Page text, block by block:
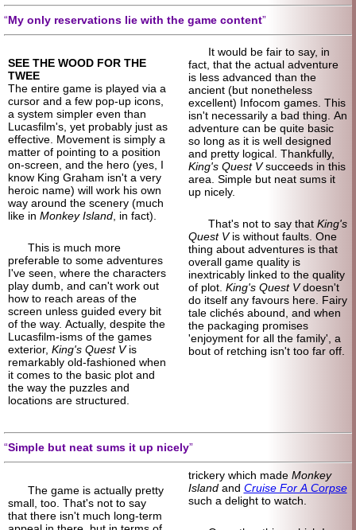
My only reservations lie with the game content
SEE THE WOOD FOR THE
TWEE
The entire game is played via a
cursor and a few pop-up icons,
a system simpler even than
Lucasfilm's, yet probably just as
effective. Movement is simply a
matter of pointing to a position
on-screen, and the hero (yes, I
know King Graham isn't a very
heroic name) will work his own
way around the scenery (much
like in Monkey Island , in fact).
This is much more
preferable to some adventures
I've seen, where the characters
play dumb, and can't work out
how to reach areas of the
screen unless guided every bit
of the way. Actually, despite the
Lucasfilm-isms of the games
exterior, King's Quest Vis
remarkably old-fashioned when
it comes to the basic plot and
the way the puzzles and
locations are structured.
It would be fair to say, in
fact, that the actual adventure
is less advanced than the
ancient (but nonetheless
excellent) Infocom games. This
isn't necessarily a bad thing. An
adventure can be quite basic
so long as it is well designed
and pretty logical. Thankfully,
King's Quest Vsucceeds in this
area. Simple but neat sums it
up nicely.
That's not to say that King's
Quest Vis without faults. One
thing about adventures is that
overall game quality is
inextricably linked to the quality
of plot. King's Quest Vdoesn't
do itself any favours here. Fairy
tale clichés abound, and when
the packaging promises
'enjoyment for all the family', a
bout of retching isn't too far off.
Simple but neat sums it up nicely
The game is actually pretty
small, too. That's not to say
that there isn't much long-term
trickery which made Monkey
Islandand Cruise For A Corpse
such a delight to watch.